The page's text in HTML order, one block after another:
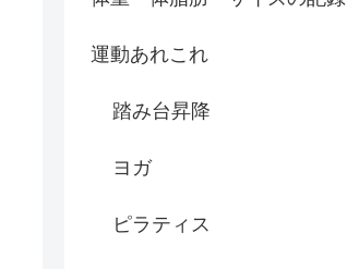
運動あれこれ
踏み台昇降
ヨガ
ピラティス